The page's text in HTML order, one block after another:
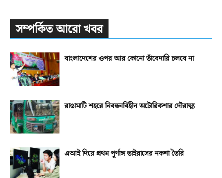
সম্পর্কিত আরো খবর
বাংলাদেশের ওপর আর কোনো তাঁবেদারি চলবে না
রাঙামাটি শহরে নিবন্ধনবিহীন অটোরিকশার দৌরাত্ম্য
এআই দিয়ে প্রথম পূর্ণাঙ্গ ভাইরাসের নকশা তৈরি